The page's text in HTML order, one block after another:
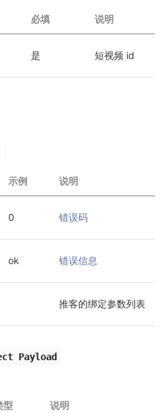
必填 说明
是 短视频 id
示例 说明
0 错误码
ok 错误信息
推客的绑定参数列表
Payload
型 说明